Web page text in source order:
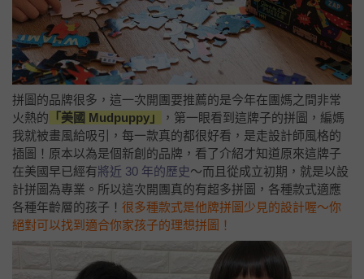
拼圖的品牌很多，這一次開團要推薦的是今年在團媽之間非常
火熱的 「美國 Mudpuppy」
，第一眼看到這牌子的拼圖，編媽
我就被畫風給吸引，每一款真的都很好看，是走設計師風格的
插圖！原本以為是個新創的品牌，看了介紹才知道原來這牌子
在美國早已經有將近 30 年的歷史～而且從成立初期，就是以設
計拼圖為專業。所以這次開團真的有超多拼圖，各種款式適應
各種年齡層的孩子！ 很多種款式是他牌拼圖少見的設計喔～你
絕對可以找到適合你家孩子的理想拼圖！